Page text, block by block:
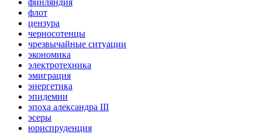
финляндия
флот
цензура
черносотенцы
чрезвычайные ситуации
экономика
электротехника
эмиграция
энергетика
эпидемии
эпоха александра III
эсеры
юриспруденция